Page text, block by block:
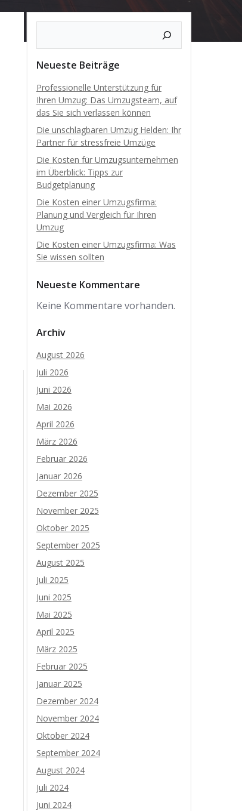
Neueste Beiträge
Professionelle Unterstützung für
Ihren Umzug: Das Umzugsteam, auf
das Sie sich verlassen können
Die unschlagbaren Umzug Helden: Ihr
Partner für stressfreie Umzüge
Die Kosten für Umzugsunternehmen
im Überblick: Tipps zur
Budgetplanung
Die Kosten einer Umzugsfirma:
Planung und Vergleich für Ihren
Umzug
Die Kosten einer Umzugsfirma: Was
Sie wissen sollten
Neueste Kommentare
Keine Kommentare vorhanden.
Archiv
August 2026
Juli 2026
Juni 2026
Mai 2026
April 2026
März 2026
Februar 2026
Januar 2026
Dezember 2025
November 2025
Oktober 2025
September 2025
August 2025
Juli 2025
Juni 2025
Mai 2025
April 2025
März 2025
Februar 2025
Januar 2025
Dezember 2024
November 2024
Oktober 2024
September 2024
August 2024
Juli 2024
Juni 2024